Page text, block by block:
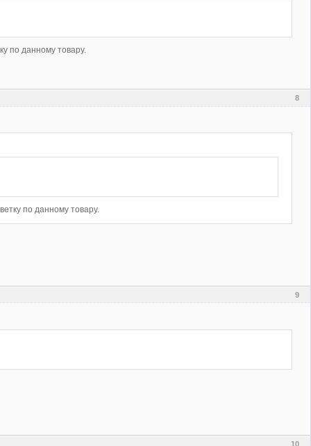
по данному товару.
8
по данному товару.
9
10